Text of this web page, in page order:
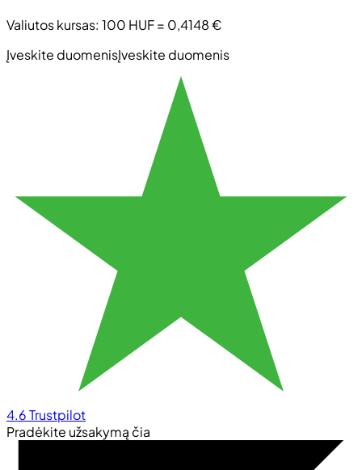
Valiutos kursas: 100 HUF= 0,4148 €
Įveskite duomenisĮveskite duomenis
4.6Trustpilot
Pradėkite užsakymą čia